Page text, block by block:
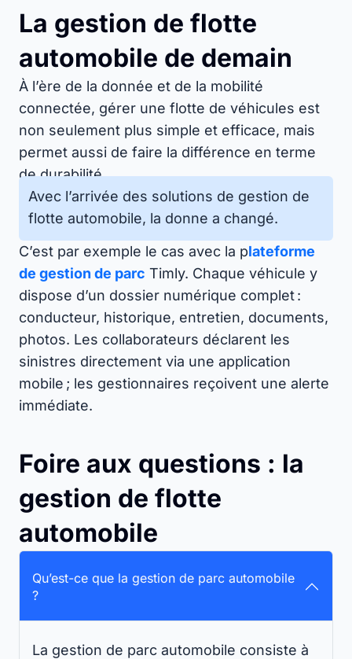
La gestion de flotte
automobile de demain
À l’ère de la donnée et de la mobilité
connectée, gérer une flotte de véhicules est
non seulement plus simple et efficace, mais
permet aussi de faire la différence en terme
de durabilité.
Avec l’arrivée des solutions de gestion de
flotte automobile, la donne a changé.
C’est par exemple le cas avec la plateforme
de gestion de parc Timly. Chaque véhicule y
dispose d’un dossier numérique complet :
conducteur, historique, entretien, documents,
photos. Les collaborateurs déclarent les
sinistres directement via une application
mobile ; les gestionnaires reçoivent une alerte
immédiate.
Foire aux questions : la
gestion de flotte
automobile
Qu’est-ce que la gestion de parc automobile
?
La gestion de parc automobile consiste à